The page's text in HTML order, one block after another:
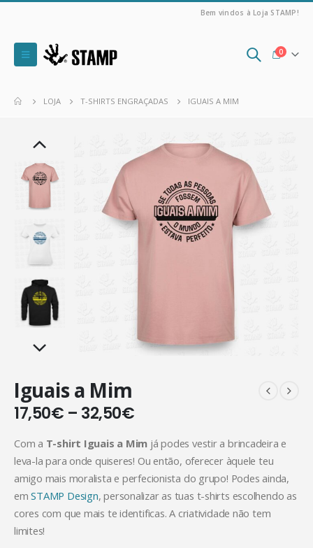
Bem vindos à Loja STAMP!
0
LOJA T-SHIRTS ENGRAÇADAS IGUAIS A MIM
Iguais a Mim
17,50€ – 32,50€
Com a T-shirt Iguais a Mim já podes vestir a brincadeira e
leva-la para onde quiseres! Ou então, oferecer àquele teu
amigo mais moralista e perfecionista do grupo! Podes ainda,
emSTAMP Design, personalizar as tuas t-shirts escolhendo as
cores com que mais te identificas. A criatividade não tem
limites!